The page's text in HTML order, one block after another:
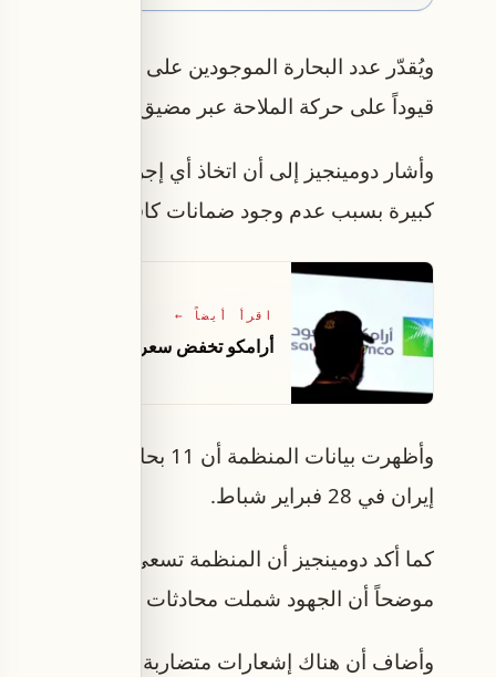
قيوداً على حركة الملاحة عبر مضيق هرمز.
وأشار دومينجيز إلى أن اتخاذ أي إجراءات لإجلاء
كبيرة بسبب عدم وجود ضمانات كافية لسلامتهم.
اقرأ أيضاً ←
أرامكو تخفض سعر خامها للآسيوية لسبتمبر
وأظهرت بيانات المنظمة أن
إيران في 28 فبراير شباط.
كما أكد دومينجيز أن المنظمة تسعى للتوصل إلى
موضحاً أن الجهود شملت محادثات مع الأطراف
وأضاف أن هناك إشعارات متضاربة بشأن حالة مضيق